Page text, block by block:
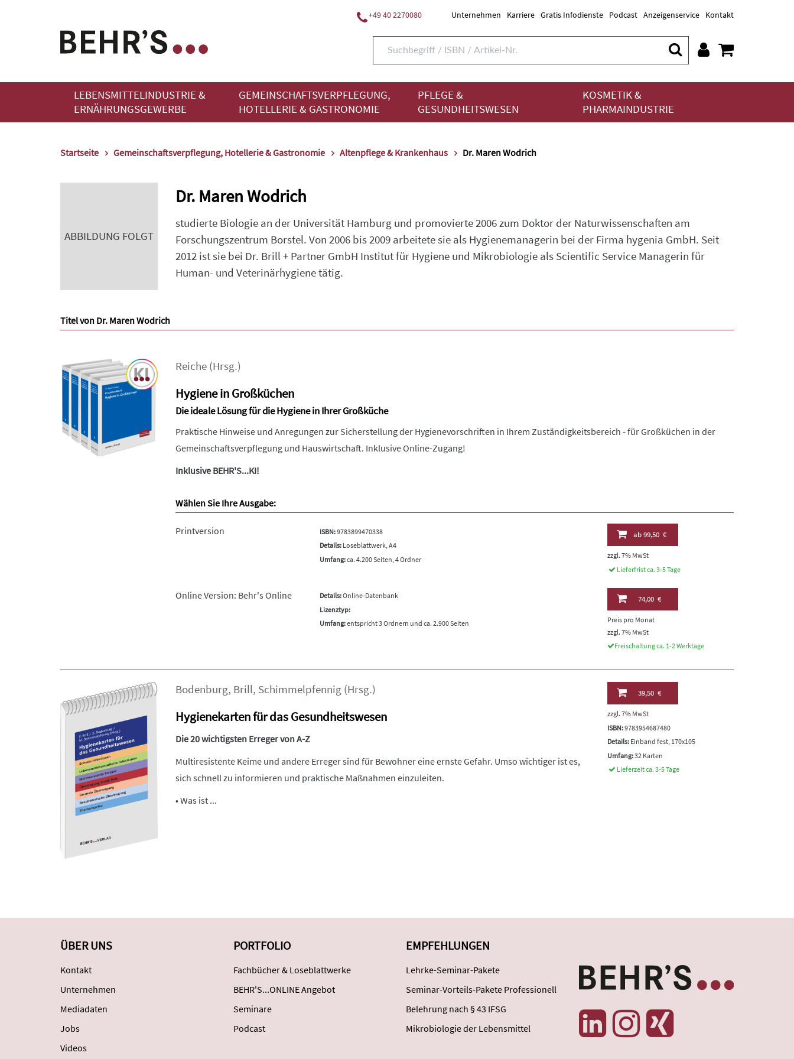
+49 40 2270080 Unternehmen Karriere Gratis Infodienste Podcast Anzeigenservice Kontakt
LEBENSMITTELINDUSTRIE &
ERNÄHRUNGSGEWERBE
GEMEINSCHAFTSVERPFLEGUNG,
HOTELLERIE & GASTRONOMIE
PFLEGE &
GESUNDHEITSWESEN
KOSMETIK &
PHARMAINDUSTRIE
Startseite Gemeinschaftsverpflegung, Hotellerie & Gastronomie Altenpflege & Krankenhaus Dr. Maren Wodrich
ABBILDUNG FOLGT
Dr. Maren Wodrich
studierte Biologie an der Universität Hamburg und promovierte 2006 zum Doktor der Naturwissenschaften am
Forschungszentrum Borstel. Von 2006 bis 2009 arbeitete sie als Hygienemanagerin bei der Firma hygenia GmbH. Seit
2012 ist sie bei Dr. Brill + Partner GmbH Institut für Hygiene und Mikrobiologie als Scientific Service Managerin für
Human- und Veterinärhygiene tätig.
Titel von Dr. Maren Wodrich
Reiche (Hrsg.)
Hygiene in Großküchen
Die ideale Lösung für die Hygiene in Ihrer Großküche
Praktische Hinweise und Anregungen zur Sicherstellung der Hygienevorschriften in Ihrem Zuständigkeitsbereich - für Großküchen in der
Gemeinschaftsverpflegung und Hauswirtschaft. Inklusive Online-Zugang!
Inklusive BEHR'S...KI!
Wählen Sie Ihre Ausgabe:
Printversion ISBN:9783899470338
Details:Loseblattwerk, A4
Umfang:ca. 4.200 Seiten, 4 Ordner
ab99,50 €
zzgl. 7% MwSt
Lieferfrist ca. 3-5 Tage
Online Version: Behr's Online Details:Online-Datenbank
Lizenztyp:
Umfang:entspricht 3 Ordnern und ca. 2.900 Seiten
74,00 €
Preis pro Monat
zzgl. 7% MwSt
Freischaltung ca. 1-2 Werktage
Bodenburg, Brill, Schimmelpfennig (Hrsg.)
Hygienekarten für das Gesundheitswesen
Die 20 wichtigsten Erreger von A-Z
Multiresistente Keime und andere Erreger sind für Bewohner eine ernste Gefahr. Umso wichtiger ist es,
sich schnell zu informieren und praktische Maßnahmen einzuleiten.
• Was ist ...
39,50 €
zzgl. 7% MwSt
ISBN:9783954687480
Details: Einband fest, 170x105
Umfang:32 Karten
Lieferzeit ca. 3-5 Tage
ÜBER UNS
Kontakt
Unternehmen
Mediadaten
Jobs
Videos
PORTFOLIO
Fachbücher & Loseblattwerke
BEHR'S...ONLINE Angebot
Seminare
Podcast
EMPFEHLUNGEN
Lehrke-Seminar-Pakete
Seminar-Vorteils-Pakete Professionell
Belehrung nach § 43 IFSG
Mikrobiologie der Lebensmittel